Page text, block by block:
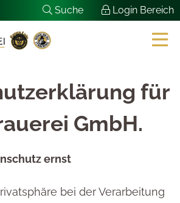
Suche Login Bereich
für
GmbH.
ernst
bei der Verarbeitung